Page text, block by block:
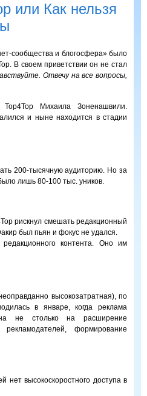
или Как нельзя
сообщества и блогосфера» было
В своем приветствии он не стал
Отвечу на все вопросы,
Top4Top Михаила Зоненашвили.
и ныне находится в стадии
200-тысячную аудиторию. Но за
лишь 80-100 тыс. уников.
рискнул смешать редакционный
был пьян и фокус не удался.
контента. Оно им
высокозатратная), по
в январе, когда реклама
не столько на расширение
формирование
нет высокоскоростного доступа в